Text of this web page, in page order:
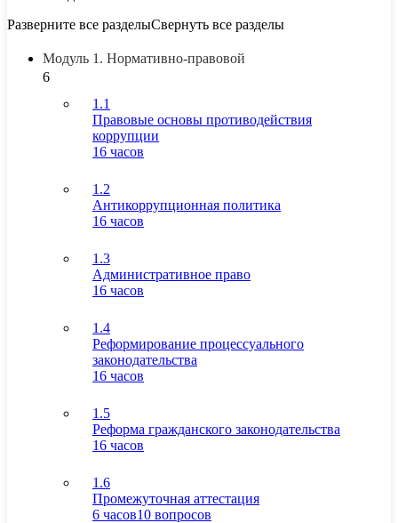
Разверните все разделыСвернуть все разделы
Модуль 1. Нормативно-правовой
6
1.1
Правовые основы противодействия
коррупции
16 часов
1.2
Антикоррупционная политика
16 часов
1.3
Административное право
16 часов
1.4
Реформирование процессуального
законодательства
16 часов
1.5
Реформа гражданского законодательства
16 часов
1.6
Промежуточная аттестация
6 часов10 вопросов